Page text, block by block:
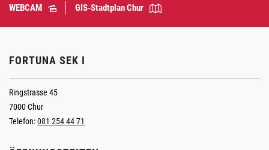
WEBCAM GIS-Stadtplan Chur
FORTUNA SEK I
Ringstrasse 45
7000 Chur
Telefon:081 254 44 71